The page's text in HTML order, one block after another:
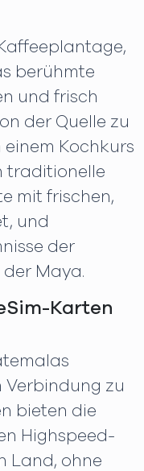
berühmte
und frisch
der Quelle zu
einem Kochkurs
traditionelle
mit frischen,
und
der
Maya.
Karten
Verbindung zu
bieten die
Highspeed-
Land, ohne